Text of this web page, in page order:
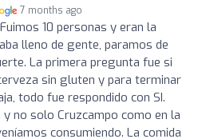
7 months ago
Fuimos 10 personas y eran la
lleno de gente, paramos de
La primera pregunta fue si
sin gluten y para terminar
todo fue respondido con SI.
no solo Cruzcampo como en la
consumiendo. La comida